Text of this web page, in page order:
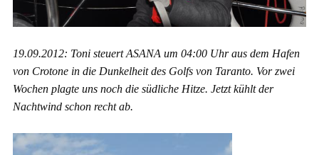
19.09.2012: Toni steuert ASANA um 04:00 Uhr aus dem Hafen
von Crotone in die Dunkelheit des Golfs von Taranto. Vor zwei
Wochen plagte uns noch die südliche Hitze. Jetzt kühlt der
Nachtwind schon recht ab.